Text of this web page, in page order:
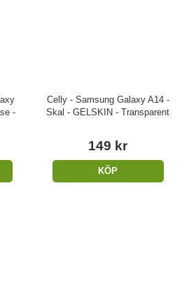
-
Celly - Samsung Galaxy A14 -
Skal - GELSKIN - Transparent
149 kr
KÖP